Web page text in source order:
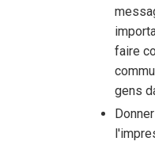
faire
gens